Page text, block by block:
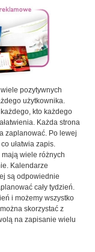
pozytywnych
użytkownika.
kto każdego
Każda strona
zaplanować. Po lewej
ułatwia zapis.
mają wiele różnych
Kalendarze
są odpowiednie
cały tydzień.
i możemy wszystko
skorzystać z
na zapisanie wielu